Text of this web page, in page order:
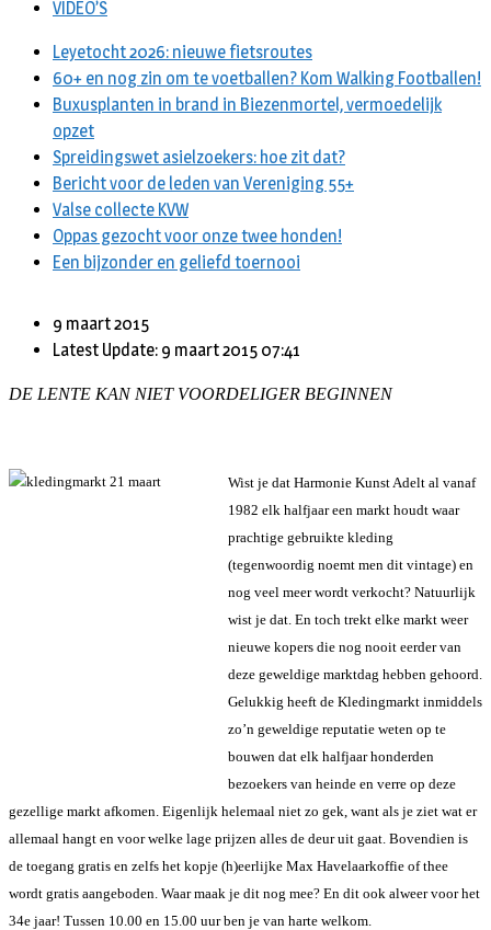
VIDEO’S
Leyetocht 2026: nieuwe fietsroutes
60+ en nog zin om te voetballen? Kom Walking Footballen!
Buxusplanten in brand in Biezenmortel, vermoedelijk
opzet
Spreidingswet asielzoekers: hoe zit dat?
Bericht voor de leden van Vereniging 55+
Valse collecte KVW
Oppas gezocht voor onze twee honden!
Een bijzonder en geliefd toernooi
9 maart 2015
Latest Update: 9 maart 2015 07:41
DE LENTE KAN NIET VOORDELIGER BEGINNEN
Wist je dat Harmonie Kunst Adelt al vanaf
1982 elk halfjaar een markt houdt waar
prachtige gebruikte kleding
(tegenwoordig noemt men dit vintage) en
nog veel meer wordt verkocht? Natuurlijk
wist je dat. En toch trekt elke markt weer
nieuwe kopers die nog nooit eerder van
deze geweldige marktdag hebben gehoord.
Gelukkig heeft de Kledingmarkt inmiddels
zo’n geweldige reputatie weten op te
bouwen dat elk halfjaar honderden
bezoekers van heinde en verre op deze
gezellige markt afkomen. Eigenlijk helemaal niet zo gek, want als je ziet wat er
allemaal hangt en voor welke lage prijzen alles de deur uit gaat. Bovendien is
de toegang gratis en zelfs het kopje (h)eerlijke Max Havelaarkoffie of thee
wordt gratis aangeboden. Waar maak je dit nog mee? En dit ook alweer voor het
34e jaar! Tussen 10.00 en 15.00 uur ben je van harte welkom.